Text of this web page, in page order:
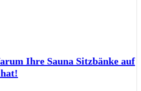
Ihre Sauna Sitzbänke auf